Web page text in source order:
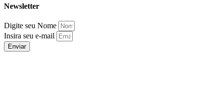
Newsletter
Digite seu Nome
Insira seu e-mail
Enviar